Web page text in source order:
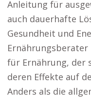
Anleitung für
auch dauerhafte
Gesundheit und
für Ernährung, der
deren Effekte auf
Anders als die